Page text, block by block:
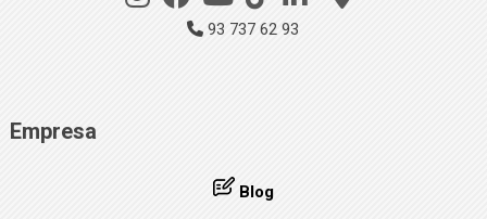
93 737 62 93
Empresa
Blog